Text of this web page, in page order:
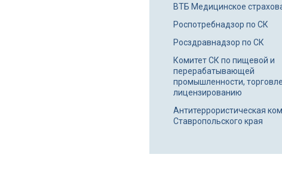
ВТБ Медицинское
Роспотребнадзор по СК
Росздравнадзор по СК
Комитет СК по пищевой и
перерабатывающей
промышленности,
лицензированию
Антитеррористическая
Ставропольского края